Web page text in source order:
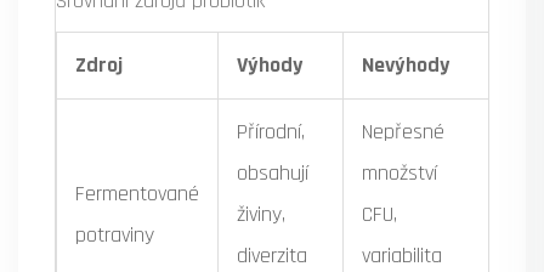
Zdroj Výhody Nevýhody
Fermentované
potraviny
Přírodní,
obsahují
živiny,
diverzita
Nepřesné
množství
CFU,
variabilita